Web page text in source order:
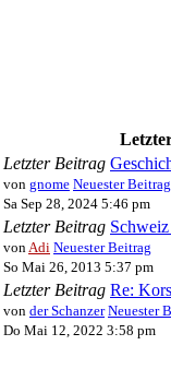
Letzter Beitrag
von gnome Neuester Beitrag
Sa Sep 28, 2024 5:46 pm
Letzter Beitrag
von Adi Neuester Beitrag
So Mai 26, 2013 5:37 pm
Letzter Beitrag Re:
von der Schanzer Neuester
Do Mai 12, 2022 3:58 pm